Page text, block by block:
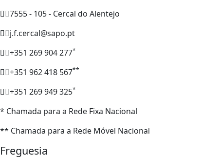
7555 - 105 - Cercal do Alentejo
j.f.cercal@sapo.pt
+351 269 904 277*
+351 962 418 567**
+351 269 949 325*
* Chamada para a Rede Fixa Nacional
** Chamada para a Rede Móvel Nacional
Freguesia